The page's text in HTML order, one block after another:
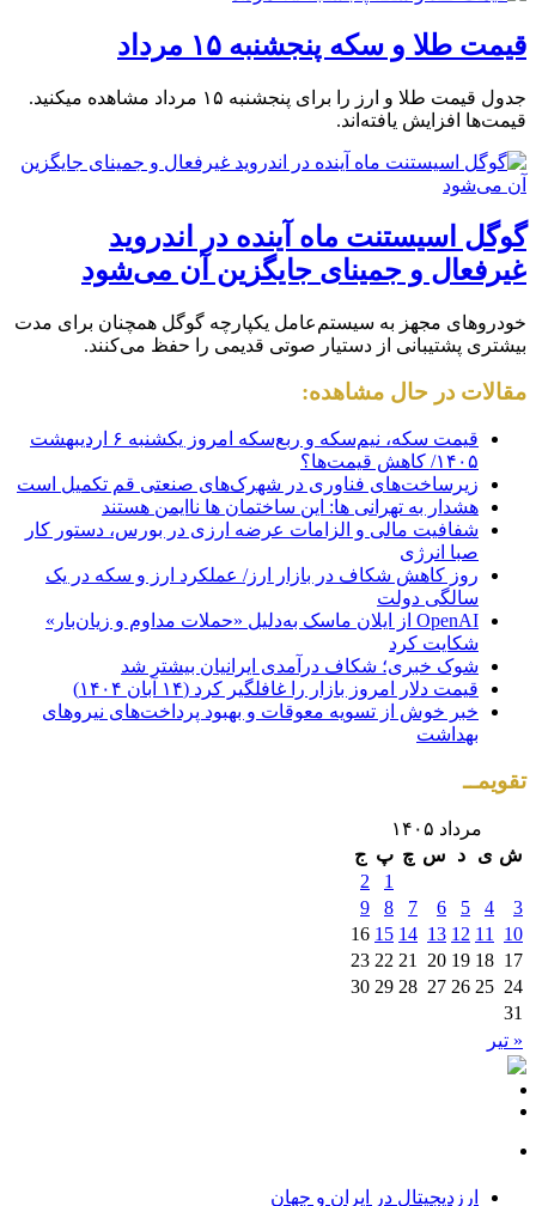
قیمت طلا و سکه پنجشنبه ۱۵ مرداد
جدول قیمت طلا و ارز را برای پنجشنبه ۱۵ مرداد مشاهده میکنید.
قیمت‌ها افزایش یافته‌اند.
گوگل اسیستنت ماه آینده در اندروید
غیرفعال و جمینای جایگزین آن می‌شود
خودروهای مجهز به سیستم‌عامل یکپارچه گوگل همچنان برای مدت
بیشتری پشتیبانی از دستیار صوتی قدیمی را حفظ می‌کنند.
مقالات در حال مشاهده:
قیمت سکه، نیم‌سکه و ربع‌سکه امروز یکشنبه ۶ اردیبهشت
۱۴۰۵/ کاهش قیمت‌ها؟
زیرساخت‌های فناوری در شهرک‌های صنعتی قم تکمیل است
هشدار به تهرانی ها: این ساختمان ها ناایمن هستند
شفافیت مالی و الزامات عرضه ارزی در بورس، دستور کار
صبا انرژی
روز کاهش شکاف در بازار ارز/ عملکرد ارز و سکه در یک
سالگی دولت
OpenAI از ایلان ماسک به‌دلیل «حملات مداوم و زیان‌بار»
شکایت کرد
شوک خبری؛ شکاف درآمدی ایرانیان بیشتر شد
قیمت دلار امروز بازار را غافلگیر کرد (۱۴ آبان ۱۴۰۴)
خبر خوش از تسویه معوقات و بهبود پرداخت‌های نیروهای
بهداشت
تقویمــ
مرداد ۱۴۰۵
ش ی د س چ پ ج
« تیر
1
2
3
4
5
6
7
8
9
10
11
12
13
14
15
16
17
18
19
20
21
22
23
24
25
26
27
28
29
30
31
ارزدیجیتال در ایران و جهان